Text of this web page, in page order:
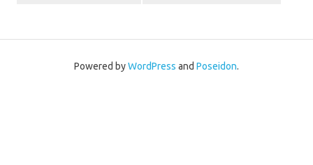
Powered byWordPress and Poseidon.